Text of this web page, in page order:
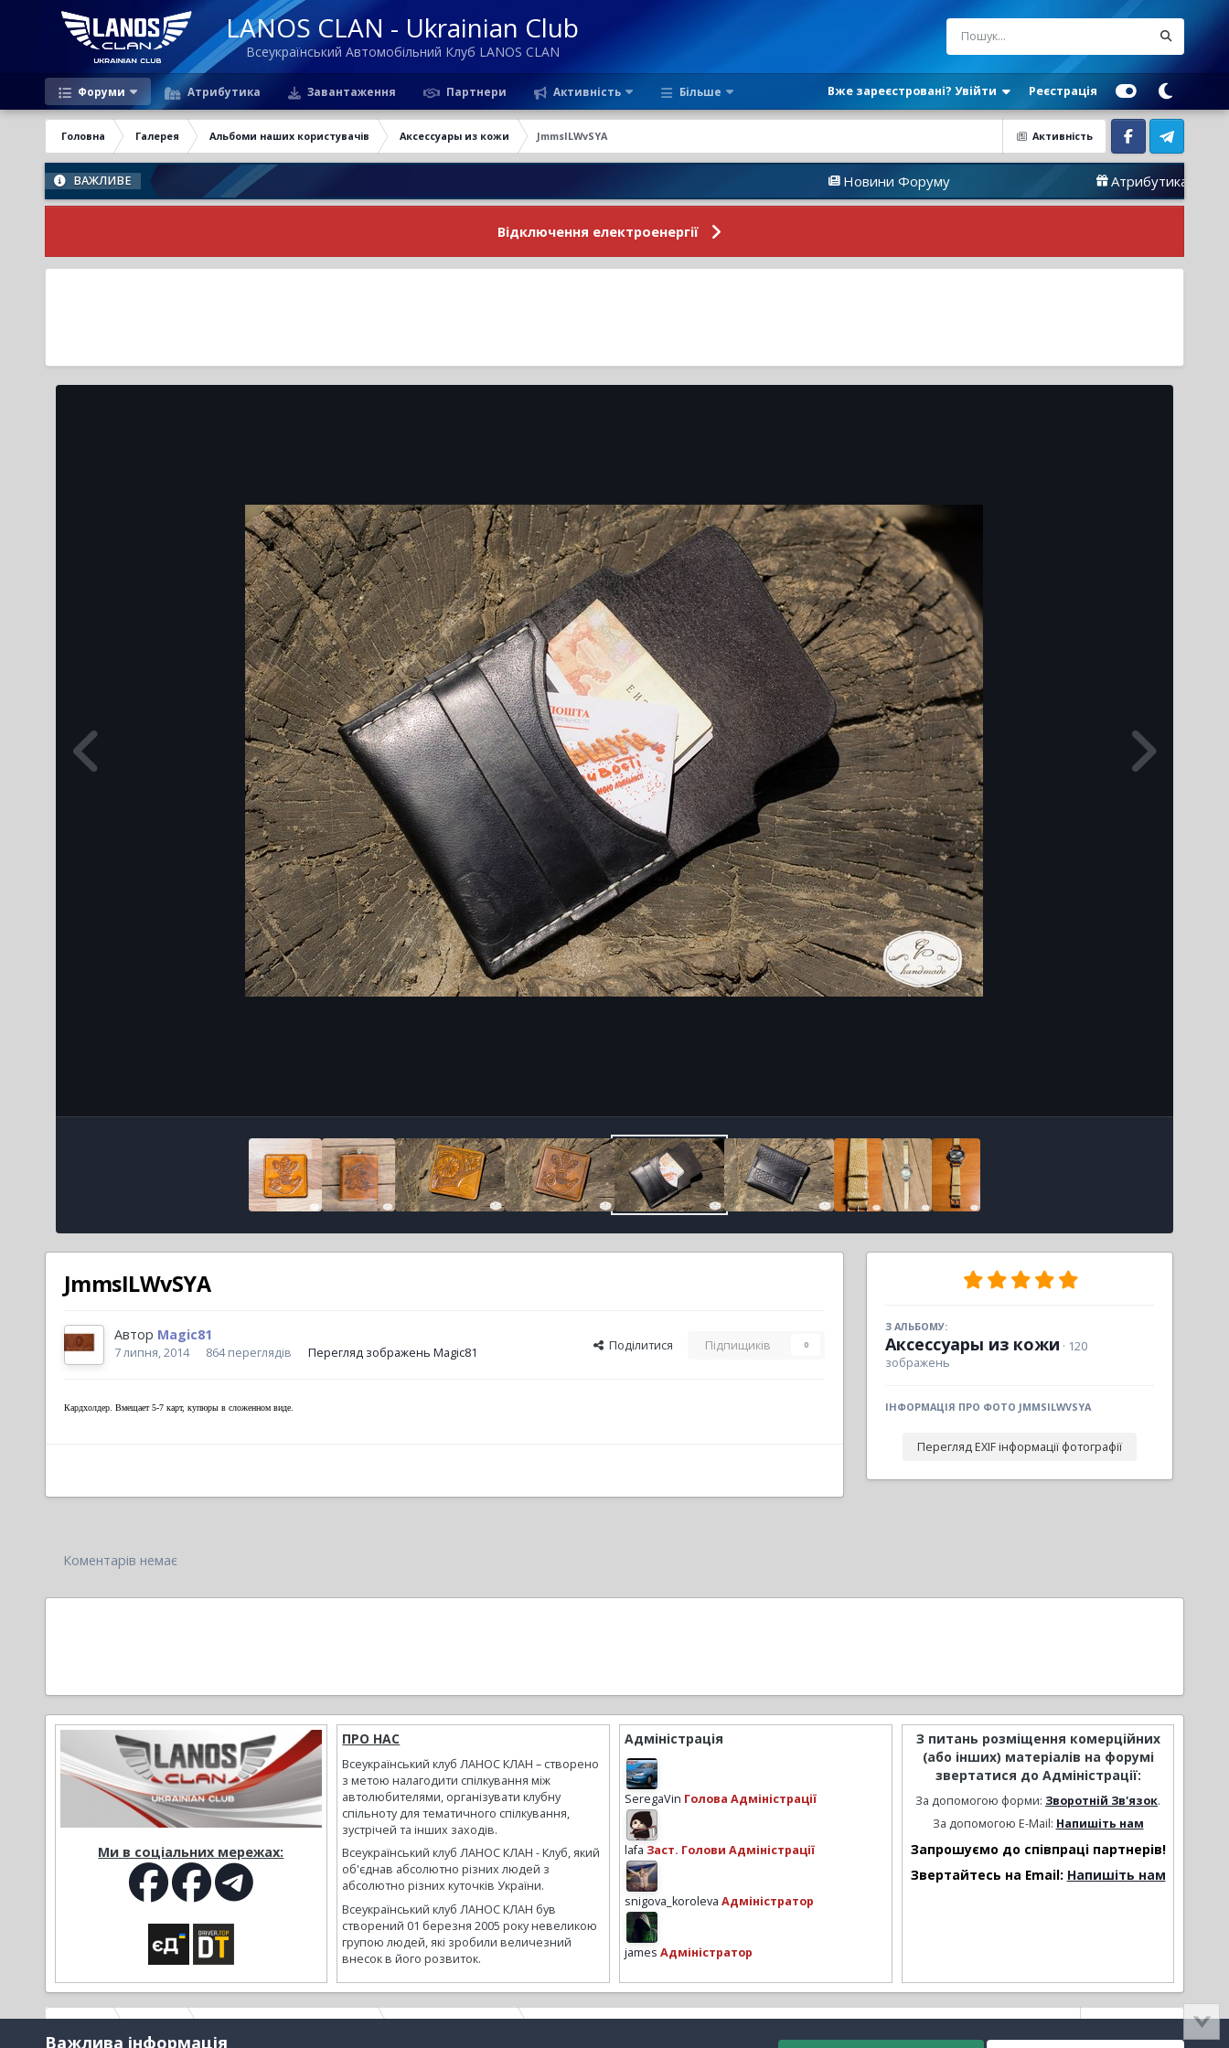
LANOS CLAN - Ukrainian Club
Всеукраїнський Автомобільний Клуб LANOS CLAN
Форуми Атрибутика Завантаження Партнери Активність Більше Вже зареєстровані? Увійти Реєстрація
Активність
Головна Галерея Альбоми наших користувачів Аксессуары из кожи JmmsILWvSYA
Facebook Telegram
ВАЖЛИВЕ Новини Форуму Атрибутика
Відключення електроенергії
JmmsILWvSYA
Автор Magic81
7 липня, 2014 864 переглядів Перегляд зображень Magic81 Поділитися Підпищиків 0
Кардхолдер. Вмещает 5-7 карт, купюры в сложенном виде.
З АЛЬБОМУ:
Аксессуары из кожи · 120
зображень
ІНФОРМАЦІЯ ПРО ФОТО JMMSILWVSYA
Перегляд EXIF інформації фотографії
Коментарів немає
Ми в соціальних мережах:
ПРО НАС
Всеукраїнський клуб ЛАНОС КЛАН – створено
з метою налагодити спілкування між
автолюбителями, організувати клубну
спільноту для тематичного спілкування,
зустрічей та інших заходів.
Всеукраїнський клуб ЛАНОС КЛАН - Клуб, який
об'єднав абсолютно різних людей з
абсолютно різних куточків України.
Всеукраїнський клуб ЛАНОС КЛАН був
створений 01 березня 2005 року невеликою
групою людей, які зробили величезний
внесок в його розвиток.
Адміністрація
SeregaVin Голова Адміністрації
lafa Заст. Голови Адміністрації
snigova_koroleva Адміністратор
james Адміністратор
З питань розміщення комерційних
(або інших) матеріалів на форумі
звертатися до Адміністрації:
За допомогою форми: Зворотній Зв'язок.
За допомогою E-Mail: Напишіть нам
Запрошуємо до співпраці партнерів!
Звертайтесь на Email: Напишіть нам
Важлива інформація